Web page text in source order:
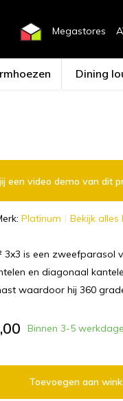
Megastores
Dining
een video demo van dit
Platinum Bekijk alles
3x3 is een zweefparasol
en diagonaal
waardoor hij 360
Binnen 3-5
Toevoegen aan